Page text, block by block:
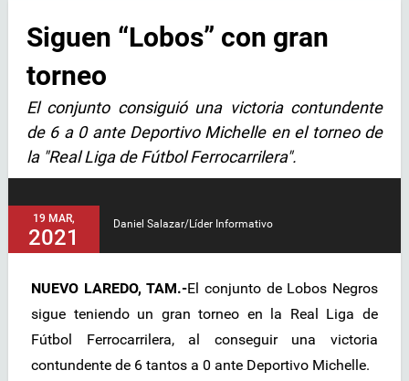
Siguen “Lobos” con gran
torneo
El conjunto consiguió una victoria contundente
de 6 a 0 ante Deportivo Michelle en el torneo de
la "Real Liga de Fútbol Ferrocarrilera".
19 MAR,
2021
Daniel Salazar/Líder Informativo
NUEVO LAREDO, TAM.-El conjunto de Lobos Negros
sigue teniendo un gran torneo en la Real Liga de
Fútbol Ferrocarrilera, al conseguir una victoria
contundente de 6 tantos a 0 ante Deportivo Michelle.